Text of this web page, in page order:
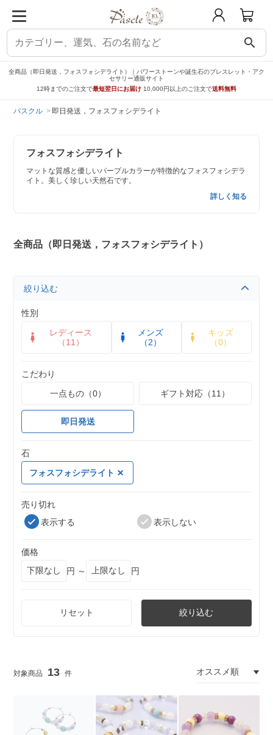
search
全商品（即日発送，フォスフォシデライト）｜パワーストーンや誕生石のブレスレット・アク
セサリー通販サイト
12時までのご注文で最短翌日にお届け 10,000円以上のご注文で送料無料
パスクル 即日発送，フォスフォシデライト
フォスフォシデライト
マットな質感と優しいパープルカラーが特徴的なフォスフォシデラ
イト。美しく珍しい天然石です。
詳しく知る
全商品（即日発送，フォスフォシデライト）
絞り込む
性別
レディース
（11）
メンズ
（2）
キッズ
（0）
こだわり
一点もの（0）
ギフト対応（11）
即日発送
石
フォスフォシデライト
売り切れ
表示する
表示しない
価格
円 ～
円
リセット 絞り込む
13